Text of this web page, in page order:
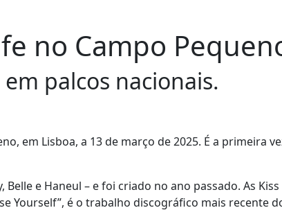
no Campo
palcos nacionais.
em Lisboa, a 13 de março de 2025. É a primeira
e Haneul – e foi criado no ano passado. As
Yourself”, é o trabalho discográfico mais recente